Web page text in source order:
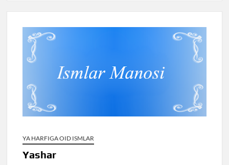
YA HARFIGA OID ISMLAR
Yashar